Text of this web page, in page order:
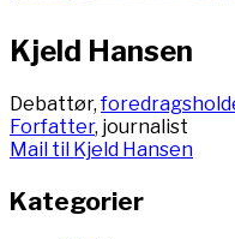
Kjeld Hansen
Debattør,
Forfatter, journalist
Mail til Kjeld Hansen
Kategorier